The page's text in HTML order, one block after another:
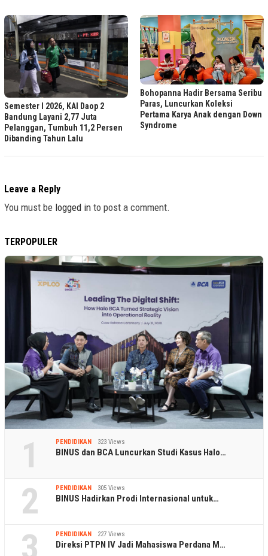
Semester I 2026, KAI Daop 2
Bandung Layani 2,77 Juta
Pelanggan, Tumbuh 11,2 Persen
Dibanding Tahun Lalu
Bohopanna Hadir Bersama Seribu
Paras, Luncurkan Koleksi
Pertama Karya Anak dengan Down
Syndrome
Leave a Reply
You must be logged in to post a comment.
TERPOPULER
1 PENDIDIKAN 323 Views
BINUS dan BCA Luncurkan Studi Kasus Halo…
2 PENDIDIKAN 305 Views
BINUS Hadirkan Prodi Internasional untuk…
3 PENDIDIKAN 227 Views
Direksi PTPN IV Jadi Mahasiswa Perdana M…